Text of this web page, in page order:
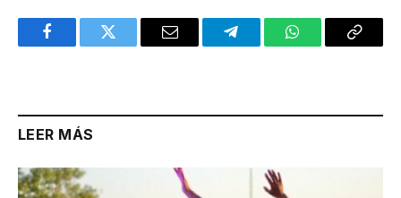
FacebookTwitter Email TelegramWhatsAppCopy
LEER MÁS